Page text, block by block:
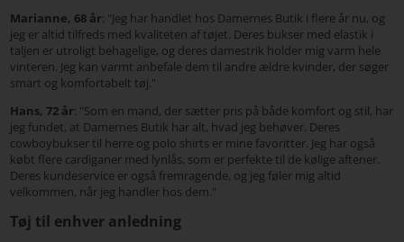
Marianne, 68 år: "Jeg har handlet hos Damernes Butik i flere år nu, og
jeg er altid tilfreds med kvaliteten af tøjet. Deres bukser med elastik i
taljen er utroligt behagelige, og deres damestrik holder mig varm hele
vinteren. Jeg kan varmt anbefale dem til andre ældre kvinder, der søger
smart og komfortabelt tøj."
Hans, 72 år: "Som en mand, der sætter pris på både komfort og stil, har
jeg fundet, at Damernes Butik har alt, hvad jeg behøver. Deres
cowboybukser til herre og polo shirts er mine favoritter. Jeg har også
købt flere cardiganer med lynlås, som er perfekte til de kølige aftener.
Deres kundeservice er også fremragende, og jeg føler mig altid
velkommen, når jeg handler hos dem."
Tøj til enhver anledning